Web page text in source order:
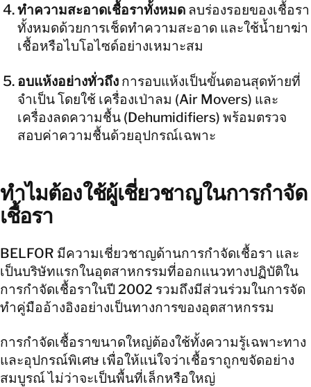
ทำความสะอาดเชื้อราทั้งหมด ลบร่องรอยของเชื้อรา
ทั้งหมดด้วยการเช็ดทำความสะอาด และใช้น้ำยาฆ่า
เชื้อหรือไบโอไซด์อย่างเหมาะสม
อบแห้งอย่างทั่วถึง การอบแห้งเป็นขั้นตอนสุดท้ายที่
จำเป็น โดยใช้ เครื่องเป่าลม (Air Movers) และ
เครื่องลดความชื้น (Dehumidifiers) พร้อมตรวจ
สอบค่าความชื้นด้วยอุปกรณ์เฉพาะ
ทำไมต้องใช้ผู้เชี่ยวชาญในการกำจัด
เชื้อรา
BELFOR มีความเชี่ยวชาญด้านการกำจัดเชื้อรา และ
เป็นบริษัทแรกในอุตสาหกรรมที่ออกแนวทางปฏิบัติใน
การกำจัดเชื้อราในปี 2002 รวมถึงมีส่วนร่วมในการจัด
ทำคู่มืออ้างอิงอย่างเป็นทางการของอุตสาหกรรม
การกำจัดเชื้อราขนาดใหญ่ต้องใช้ทั้งความรู้เฉพาะทาง
และอุปกรณ์พิเศษ เพื่อให้แน่ใจว่าเชื้อราถูกขจัดอย่าง
สมบูรณ์ ไม่ว่าจะเป็นพื้นที่เล็กหรือใหญ่